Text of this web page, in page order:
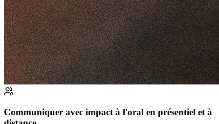
Communiquer avec impact à l'oral en présentiel et à